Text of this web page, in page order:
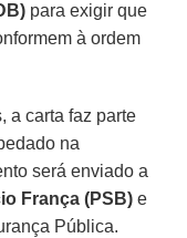
para exigir que
à ordem
a carta faz parte
na
será enviado a
França (PSB) e
Pública.